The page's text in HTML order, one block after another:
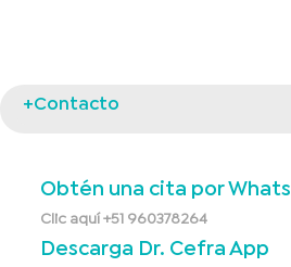
+Contacto
Obtén una cita por
Clic aquí +51 960378264
Descarga Dr. Cefra App